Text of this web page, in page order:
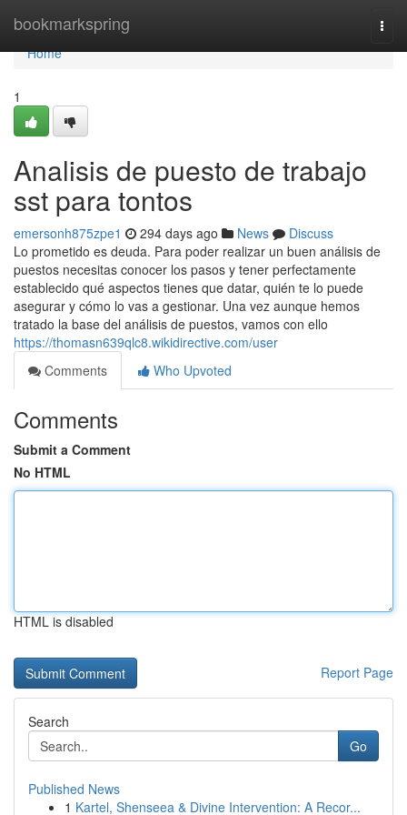
bookmarkspring
Home
Home
1
Analisis de puesto de trabajo
sst para tontos
emersonh875zpe1 294 days ago News
Discuss
Lo prometido es deuda. Para poder realizar un buen análisis de
puestos necesitas conocer los pasos y tener perfectamente
establecido qué aspectos tienes que datar, quién te lo puede
asegurar y cómo lo vas a gestionar. Una vez aunque hemos
tratado la base del análisis de puestos, vamos con ello
https://thomasn639qlc8.wikidirective.com/user
Comments
Who Upvoted
Comments
Submit a Comment
No HTML
HTML is disabled
Report Page
Search
Go
Published News
1 Kartel, Shenseea & Divine Intervention: A Recor...